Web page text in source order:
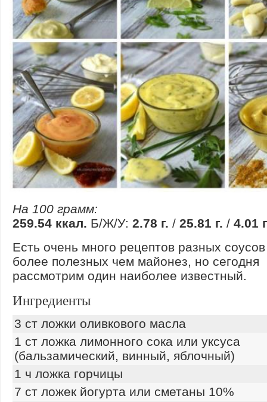
На 100 грамм:
259.54 ккал. Б/Ж/У: 2.78 г. / 25.81 г. / 4.01
Есть очень много рецептов разных
более полезных чем майонез, но сегодня
рассмотрим один наиболее известный.
Ингредиенты
3 ст ложки оливкового масла
1 ст ложка лимонного сока или уксуса
(бальзамический, винный, яблочный)
1 ч ложка горчицы
7 ст ложек йогурта или сметаны 10%